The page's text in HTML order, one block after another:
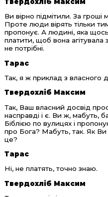
Ви вірно підмітили. За
Проте люди вірять тільки
пропонує. А людині, яка
платити, щоб вона агітувала
не потрібні.
Тарас
Так, я ж приклад з власного
Твердохліб Максим
Так, Ваш власний досвід
насправді і є. Ви ж, мабуть,
Біблією по вулицях і
про Бога? Мабуть, так. Як Ви
це?
Тарас
Ні, не платять, точно знаю.
Твердохліб Максим